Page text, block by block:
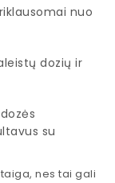
nuo
dozių ir
su
nes tai gali